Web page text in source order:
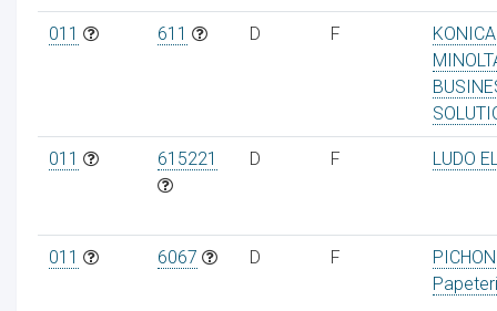
011 611 D F
KONICA
011 615221 D F LUDO
011 6067 D F
PICHON